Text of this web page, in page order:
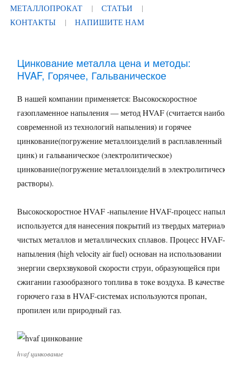
МЕТАЛЛОПРОКАТ
СТАТЬИ
КОНТАКТЫ
НАПИШИТЕ НАМ
Цинкование металла цена и методы:
HVAF, Горячее, Гальваническое
В нашей компании применяется: Высокоскоростное
газопламенное напыления — метод HVAF (считается
современной из технологий напыления) и горячее
цинкование(погружение металлоизделий в расплавленный
цинк) и гальваническое (электролитическое)
цинкование(погружение металлоизделий в
растворы).
Высокоскоростное HVAF -напыление HVAF-процесс
используется для нанесения покрытий из твердых
чистых металлов и металлических сплавов. Процесс HVAF-
напыления (high velocity air fuel) основан на использовании
энергии сверхзвуковой скорости струи, образующейся при
сжигании газообразного топлива в токе воздуха. В качестве
горючего газа в HVAF-системах используются пропан,
пропилен или природный газ.
hvaf цинкование